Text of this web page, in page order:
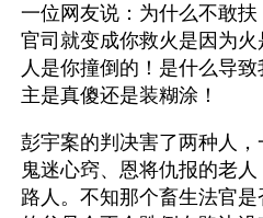
一位网友说：为什么不敢
官司就变成你救火是因为
人是你撞倒的！是什么导
主是真傻还是装糊涂！
彭宇案的判决害了两种人，
鬼迷心窍、恩将仇报的老
路人。不知那个畜生法官